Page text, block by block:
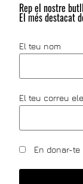
Rep el nostre
El més destacat
El teu nom
El teu correu
En donar-